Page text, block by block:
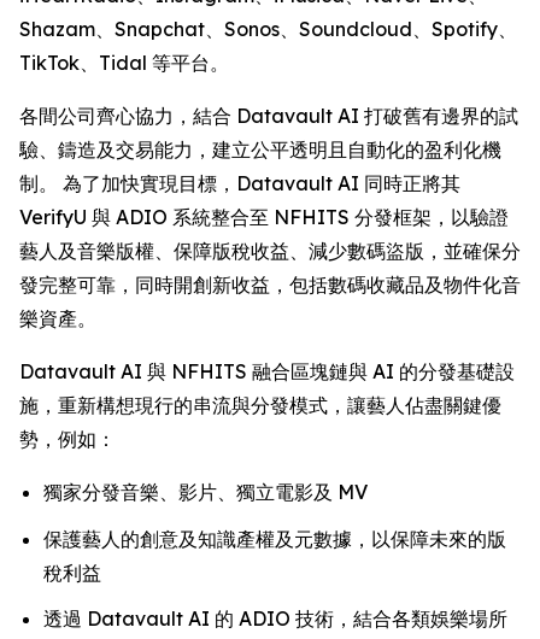
Shazam、Snapchat、Sonos、Soundcloud、Spotify、
TikTok、Tidal 等平台。
各間公司齊心協力，結合 Datavault AI 打破舊有邊界的試
驗、鑄造及交易能力，建立公平透明且自動化的盈利化機
制。 為了加快實現目標，Datavault AI 同時正將其
VerifyU 與 ADIO 系統整合至 NFHITS 分發框架，以驗證
藝人及音樂版權、保障版稅收益、減少數碼盜版，並確保分
發完整可靠，同時開創新收益，包括數碼收藏品及物件化音
樂資產。
Datavault AI 與 NFHITS 融合區塊鏈與 AI 的分發基礎設
施，重新構想現行的串流與分發模式，讓藝人佔盡關鍵優
勢，例如：
獨家分發音樂、影片、獨立電影及 MV
保護藝人的創意及知識產權及元數據，以保障未來的版
稅利益
透過 Datavault AI 的 ADIO 技術，結合各類娛樂場所